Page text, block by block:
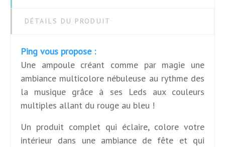
DÉTAILS DU PRODUIT
Ping vous propose :
Une ampoule créant comme par magie une
ambiance multicolore nébuleuse au rythme des
la musique grâce à ses Leds aux couleurs
multiples allant du rouge au bleu !
Un produit complet qui éclaire, colore votre
intérieur dans une ambiance de fête et qui